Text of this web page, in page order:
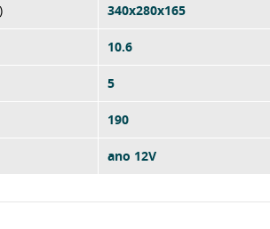
340x280x165
10.6
5
190
ano 12V